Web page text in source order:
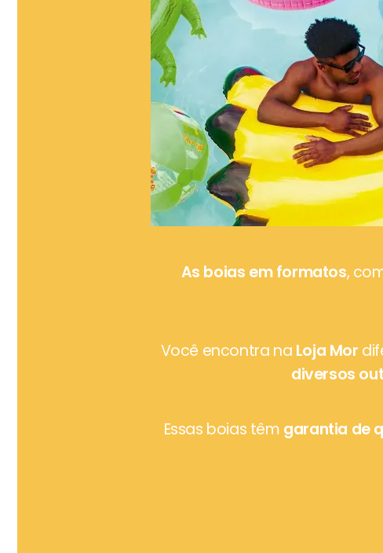
As boias em formatos,
Você encontra na Loja Mor
diversos
Essas boias têm garantia de